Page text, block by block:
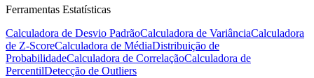
Ferramentas Estatísticas
Calculadora de Desvio PadrãoCalculadora de VariânciaCalculadora
de Z-ScoreCalculadora de MédiaDistribuição de
ProbabilidadeCalculadora de CorrelaçãoCalculadora de
PercentilDetecção de Outliers